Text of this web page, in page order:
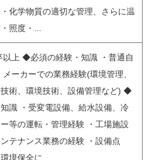
化学物質の適切な管理、さらに温
照度・...
以上 ◆必須の経験・知識 ・普通自
ーカーでの業務経験(環境管理、
術、環境技術、設備管理など) ◆
識 ・受変電設備、給水設備、冷
等の運転・管理経験 ・工場施設
テナンス業務の経験 ・設備点
境保全に...